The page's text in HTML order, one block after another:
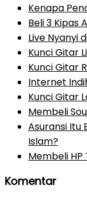
Kenapa
Beli 3 Kipas
Live Nyanyi
Kunci Gitar
Kunci Gitar
Internet
Kunci Gitar
Membeli
Asuransi Itu
Islam?
Membeli
Komentar